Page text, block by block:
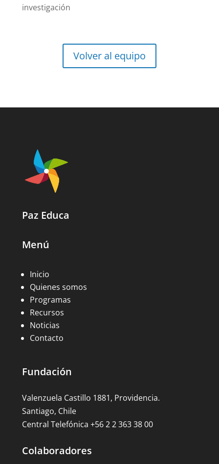
investigación
Volver al equipo
Paz Educa
Menú
Inicio
Quienes somos
Programas
Recursos
Noticias
Contacto
Fundación
Valenzuela Castillo 1881, Providencia.
Santiago, Chile
Central Telefónica +56 2 2 363 38 00
Colaboradores